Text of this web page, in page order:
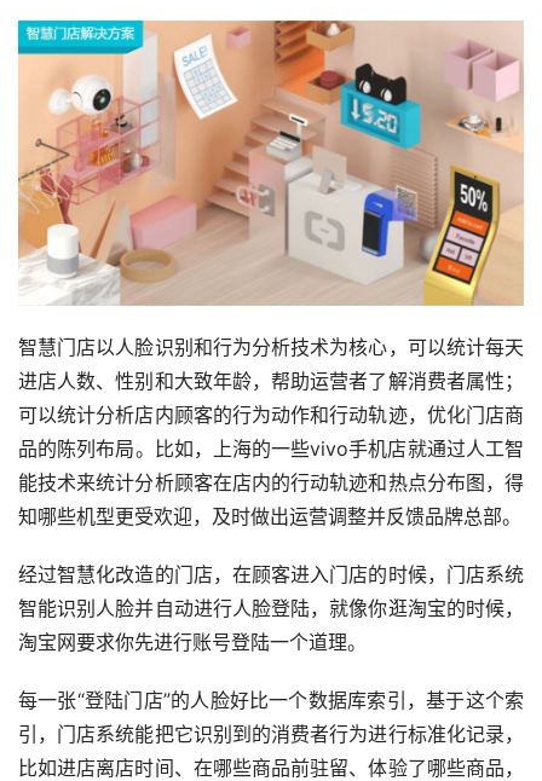
智慧门店以人脸识别和行为分析技术为核心，可以统计每天
进店人数、性别和大致年龄，帮助运营者了解消费者属性；
可以统计分析店内顾客的行为动作和行动轨迹，优化门店商
品的陈列布局。比如，上海的一些vivo手机店就通过人工智
能技术来统计分析顾客在店内的行动轨迹和热点分布图，得
知哪些机型更受欢迎，及时做出运营调整并反馈品牌总部。
经过智慧化改造的门店，在顾客进入门店的时候，门店系统
智能识别人脸并自动进行人脸登陆，就像你逛淘宝的时候，
淘宝网要求你先进行账号登陆一个道理。
每一张“登陆门店”的人脸好比一个数据库索引，基于这个索
引，门店系统能把它识别到的消费者行为进行标准化记录，
比如进店离店时间、在哪些商品前驻留、体验了哪些商品，